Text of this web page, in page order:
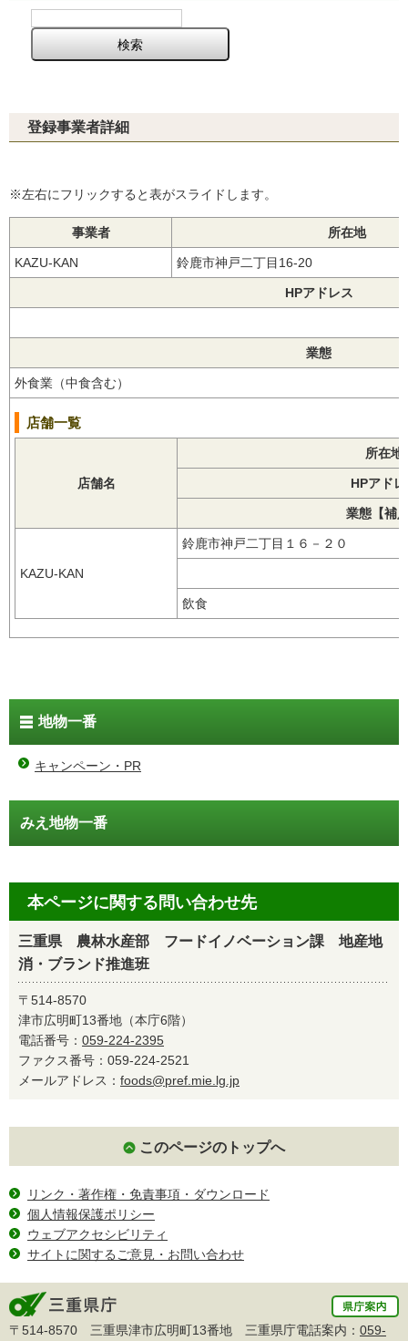
登録事業者詳細
※左右にフリックすると表がスライドします。
事業者 所在地
KAZU-KAN 鈴鹿市神戸二丁目16-20
HPアドレス
業態
外食業（中食含む）
店舗一覧
店舗名
所在地
HPアド
業態【補
KAZU-KAN
鈴鹿市神戸二丁目１６－２０
飲食
地物一番
キャンペーン・PR
みえ地物一番
本ページに関する問い合わせ先
三重県 農林水産部 フードイノベーション課 地産地
消・ブランド推進班
〒514-8570
津市広明町13番地（本庁6階）
電話番号： 059-224-2395
ファクス番号：059-224-2521
メールアドレス： foods@pref.mie.lg.jp
このページのトップへ
リンク・著作権・免責事項・ダウンロード
個人情報保護ポリシー
ウェブアクセシビリティ
サイトに関するご意見・お問い合わせ
〒514-8570 三重県津市広明町13番地 三重県庁電話案内： 059-